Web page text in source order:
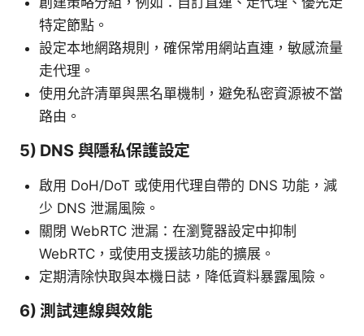
特定節點。
設定本地網路規則，確保常用網站直連，敏感流量
走代理。
使用允許清單與黑名單機制，避免私密資源被不當
路由。
5) DNS 與隱私保護設定
啟用 DoH/DoT 或使用代理自帶的 DNS 功能，減
少 DNS 泄漏風險。
關閉 WebRTC 泄漏：在瀏覽器設定中抑制
WebRTC，或使用支援該功能的擴展。
定期清除快取與本機日誌，降低資料暴露風險。
6) 測試連線與效能